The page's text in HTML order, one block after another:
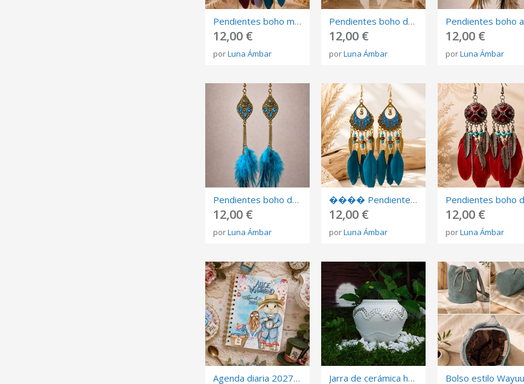
Pendientes boho multicolor con plumas y flor vintage
12,00 €
porLuna Ámbar
Pendientes boho de plumas blancas | Pendientes largos
12,00 €
porLuna Ámbar
12,00 €
porLuna Ámbar
Pendientes boho de plumas azules | Pendientes largos
12,00 €
porLuna Ámbar
���� Pendientes boho de plumas azules | Pendientes largos
12,00 €
porLuna Ámbar
12,00 €
porLuna Ámbar
Agenda diaria 2027 Alicia en el país... Jarra de cerámica hecha a mano para jardín